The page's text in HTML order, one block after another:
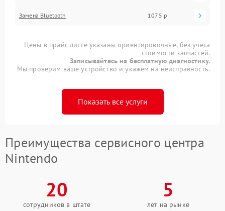
Замена Bluetooth 1075 р
Цены в прайс-листе указаны ориентировочные, без учета
стоимости запчастей.
Записывайтесь на бесплатную диагностику.
Мы проверим ваше устройство и укажем на неисправность.
Показать все услуги
Преимущества сервисного центра
Nintendo
20
сотрудников в штате
5
лет на рынке